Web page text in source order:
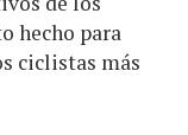
hecho para
ciclistas más